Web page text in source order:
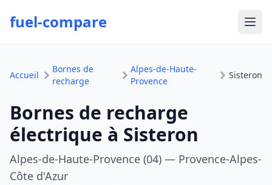
fuel-compare
Accueil
Bornes de
recharge
Alpes-de-Haute-
Provence
Sisteron
Bornes de recharge
électrique à Sisteron
Alpes-de-Haute-Provence (04) — Provence-Alpes-
Côte d'Azur